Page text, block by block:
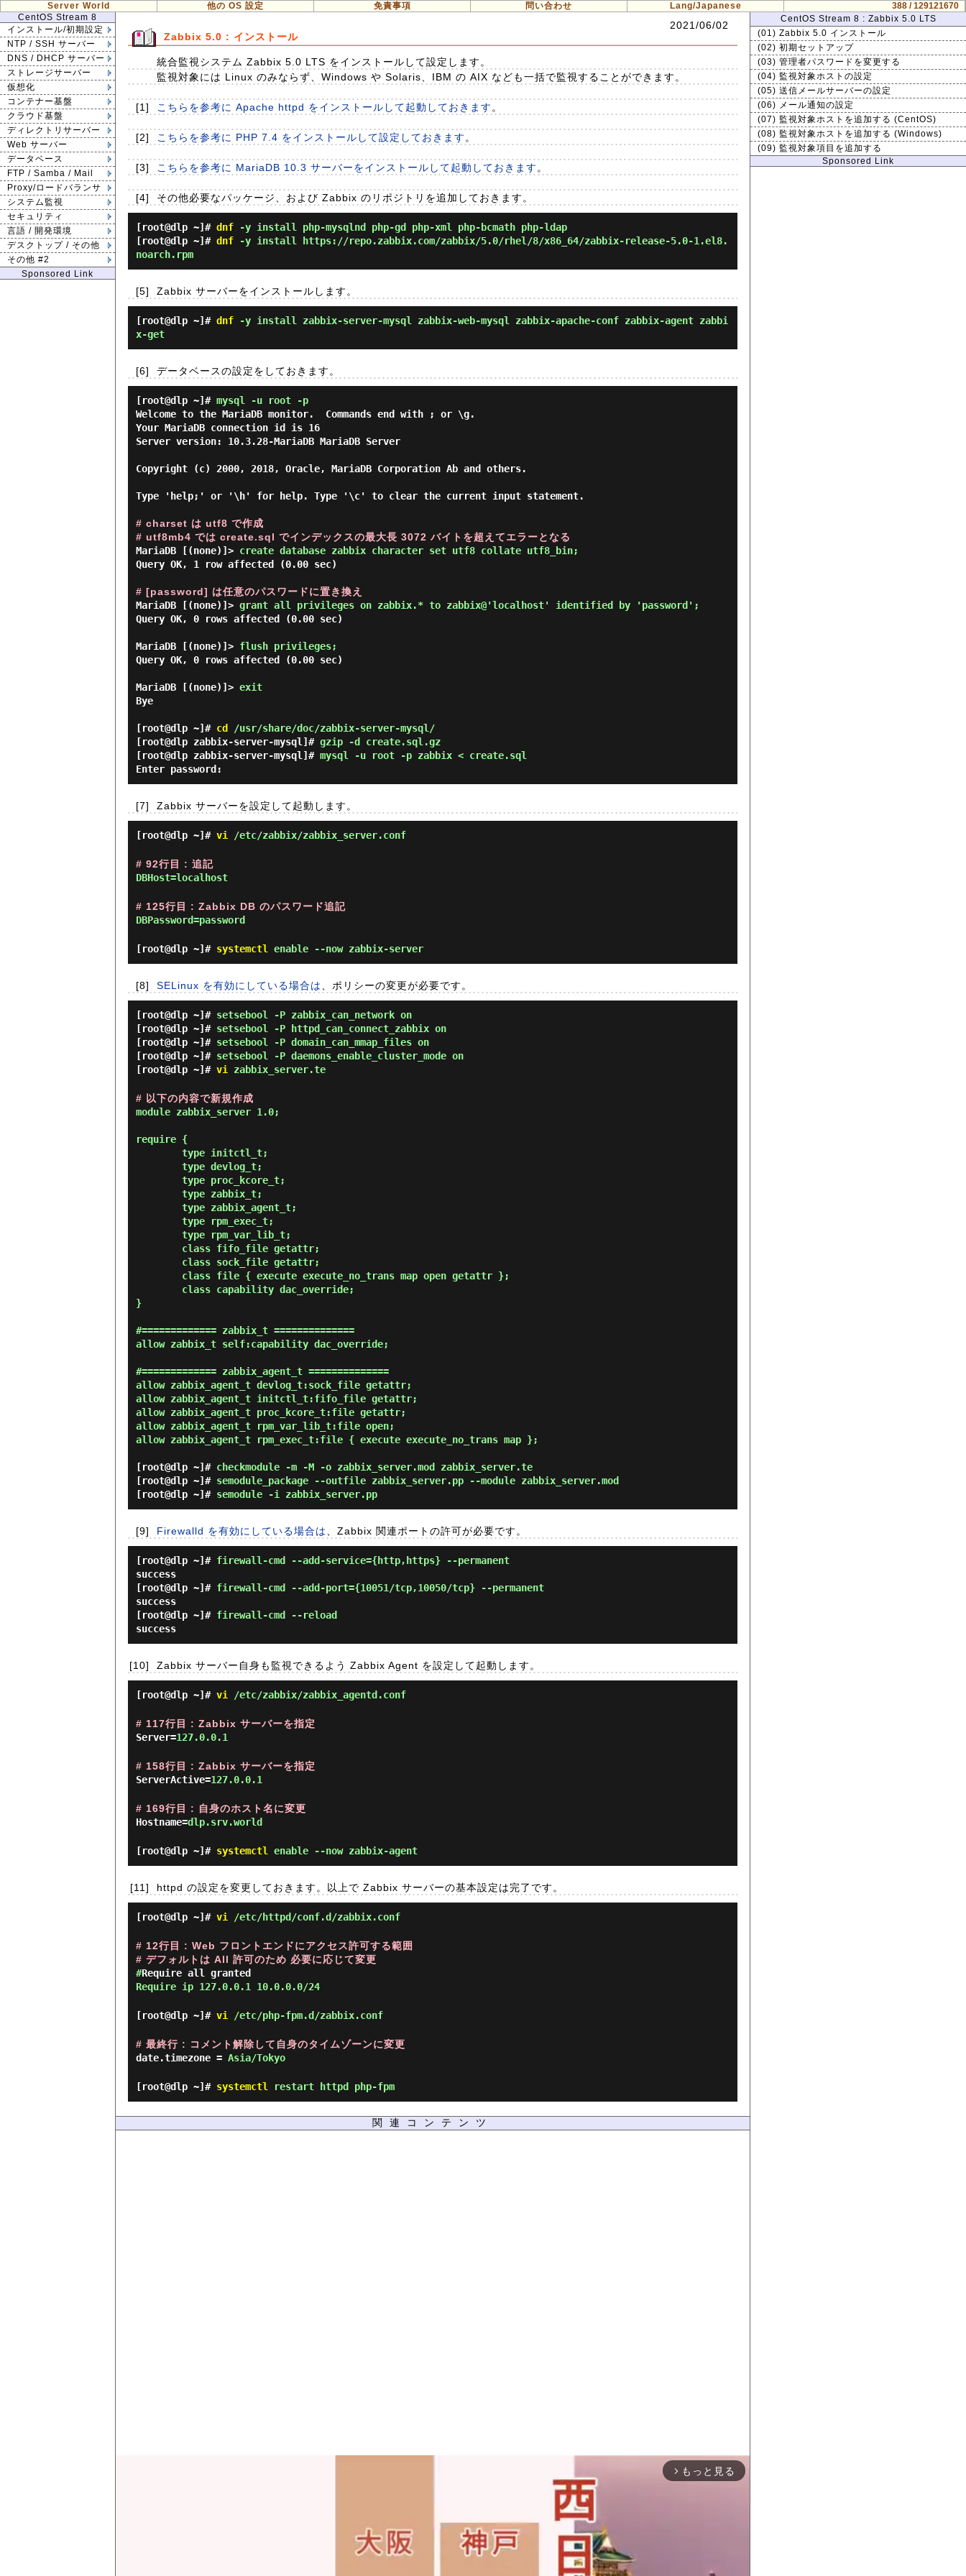
Server World 他の OS 設定 免責事項 問い合わせ Lang/Japanese
388 / 129121670
CentOS Stream 8
インストール/初期設定
NTP / SSH サーバー
DNS / DHCP サーバー
ストレージサーバー
仮想化
コンテナー基盤
クラウド基盤
ディレクトリサーバー
Web サーバー
データベース
FTP / Samba / Mail
Proxy/ロードバランサ
システム監視
セキュリティ
言語 / 開発環境
デスクトップ / その他
その他 #2
Sponsored Link
Zabbix 5.0 : インストール
2021/06/02
統合監視システム Zabbix 5.0 LTS をインストールして設定します。
監視対象には Linux のみならず、Windows や Solaris、IBM の AIX なども一括で監視することができます。
[1] こちらを参考に Apache httpd をインストールして起動しておきます 。
[2] こちらを参考に PHP 7.4 をインストールして設定しておきます 。
[3] こちらを参考に MariaDB 10.3 サーバーをインストールして起動しておきます 。
[4] その他必要なパッケージ、および Zabbix のリポジトリを追加しておきます。
[root@dlp ~]# dnf -y install php-mysqlnd php-gd php-xml php-bcmath php-ldap
[root@dlp ~]# dnf -y install https://repo.zabbix.com/zabbix/5.0/rhel/8/x86_64/zabbix-release-5.0-1.el8.
noarch.rpm
[5] Zabbix サーバーをインストールします。
[root@dlp ~]# dnf -y install zabbix-server-mysql zabbix-web-mysql zabbix-apache-conf zabbix-agent zabbi
x-get
[6] データベースの設定をしておきます。
[root@dlp ~]# mysql -u root -p
Welcome to the MariaDB monitor.  Commands end with ; or \g.
Your MariaDB connection id is 16
Server version: 10.3.28-MariaDB MariaDB Server
Copyright (c) 2000, 2018, Oracle, MariaDB Corporation Ab and others.
Type 'help;' or '\h' for help. Type '\c' to clear the current input statement.
# charset は utf8 で作成
# utf8mb4 では create.sql でインデックスの最大長 3072 バイトを超えてエラーとなる
MariaDB [(none)]> create database zabbix character set utf8 collate utf8_bin;
Query OK, 1 row affected (0.00 sec)
# [password] は任意のパスワードに置き換え
MariaDB [(none)]> grant all privileges on zabbix.* to zabbix@'localhost' identified by 'password';
Query OK, 0 rows affected (0.00 sec)
MariaDB [(none)]> flush privileges;
Query OK, 0 rows affected (0.00 sec)
MariaDB [(none)]> exit
Bye
[root@dlp ~]# cd
/usr/share/doc/zabbix-server-mysql/
[root@dlp zabbix-server-mysql]# gzip -d create.sql.gz
[root@dlp zabbix-server-mysql]# mysql -u root -p zabbix < create.sql
Enter password:
[7] Zabbix サーバーを設定して起動します。
[root@dlp ~]# vi /etc/zabbix/zabbix_server.conf
# 92行目 : 追記
DBHost=localhost
# 125行目 : Zabbix DB のパスワード追記
DBPassword=password
[root@dlp ~]# systemctl enable --now zabbix-server
[8] SELinux を有効にしている場合は 、ポリシーの変更が必要です。
[root@dlp ~]# setsebool -P zabbix_can_network on
[root@dlp ~]# setsebool -P httpd_can_connect_zabbix on
[root@dlp ~]# setsebool -P domain_can_mmap_files on
[root@dlp ~]# setsebool -P daemons_enable_cluster_mode on
[root@dlp ~]# vi zabbix_server.te
# 以下の内容で新規作成
module zabbix_server 1.0;
require {
}
#============= zabbix_t ==============
allow zabbix_t self:capability dac_override;
#============= zabbix_agent_t ==============
allow zabbix_agent_t devlog_t:sock_file getattr;
allow zabbix_agent_t initctl_t:fifo_file getattr;
allow zabbix_agent_t proc_kcore_t:file getattr;
allow zabbix_agent_t rpm_var_lib_t:file open;
allow zabbix_agent_t rpm_exec_t:file { execute execute_no_trans map };
[root@dlp ~]# checkmodule -m -M -o zabbix_server.mod zabbix_server.te
[root@dlp ~]# semodule_package --outfile zabbix_server.pp --module zabbix_server.mod
[root@dlp ~]# semodule -i zabbix_server.pp
[9] Firewalld を有効にしている場合は 、Zabbix 関連ポートの許可が必要です。
[root@dlp ~]# firewall-cmd --add-service={http,https} --permanent
success
[root@dlp ~]# firewall-cmd --add-port={10051/tcp,10050/tcp} --permanent
success
[root@dlp ~]# firewall-cmd --reload
success
[10] Zabbix サーバー自身も監視できるよう Zabbix Agent を設定して起動します。
[root@dlp ~]# vi /etc/zabbix/zabbix_agentd.conf
# 117行目 : Zabbix サーバーを指定
Server=127.0.0.1
# 158行目 : Zabbix サーバーを指定
ServerActive=127.0.0.1
# 169行目 : 自身のホスト名に変更
Hostname=dlp.srv.world
[root@dlp ~]# systemctl enable --now zabbix-agent
[11] httpd の設定を変更しておきます。以上で Zabbix サーバーの基本設定は完了です。
[root@dlp ~]# vi /etc/httpd/conf.d/zabbix.conf
# 12行目 : Web フロントエンドにアクセス許可する範囲
# デフォルトは All 許可のため 必要に応じて変更
#Require all granted
Require ip 127.0.0.1 10.0.0.0/24
[root@dlp ~]# vi /etc/php-fpm.d/zabbix.conf
# 最終行 : コメント解除して自身のタイムゾーンに変更
date.timezone = Asia/Tokyo
[root@dlp ~]# systemctl restart httpd php-fpm
関連コンテンツ
arrow_forward_ios もっと見る
CentOS Stream 8 : Zabbix 5.0 LTS
(01) Zabbix 5.0 インストール
(02) 初期セットアップ
(03) 管理者パスワードを変更する
(04) 監視対象ホストの設定
(05) 送信メールサーバーの設定
(06) メール通知の設定
(07) 監視対象ホストを追加する (CentOS)
(08) 監視対象ホストを追加する (Windows)
(09) 監視対象項目を追加する
Sponsored Link